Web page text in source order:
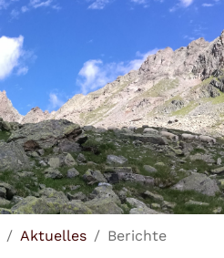
Aktuelles Berichte